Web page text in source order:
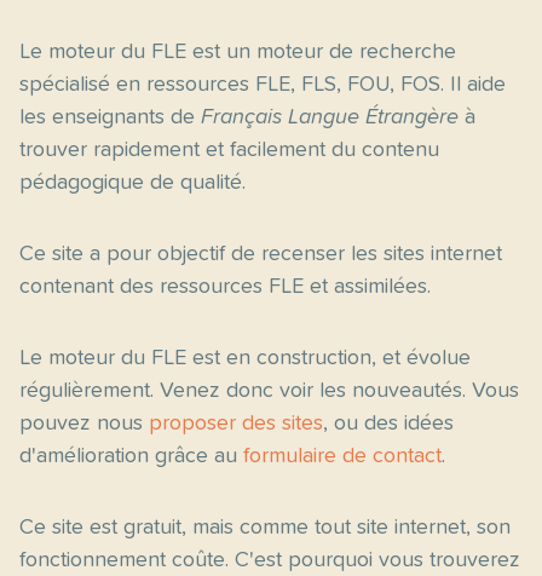
Le moteur du FLE est un moteur de recherche
spécialisé en ressources FLE, FLS, FOU, FOS. Il aide
les enseignants de Français Langue Étrangère à
trouver rapidement et facilement du contenu
pédagogique de qualité.
Ce site a pour objectif de recenser les sites internet
contenant des ressources FLE et assimilées.
Le moteur du FLE est en construction, et évolue
régulièrement. Venez donc voir les nouveautés. Vous
pouvez nous proposer des sites, ou des idées
d'amélioration grâce au formulaire de contact.
Ce site est gratuit, mais comme tout site internet, son
fonctionnement coûte. C'est pourquoi vous trouverez